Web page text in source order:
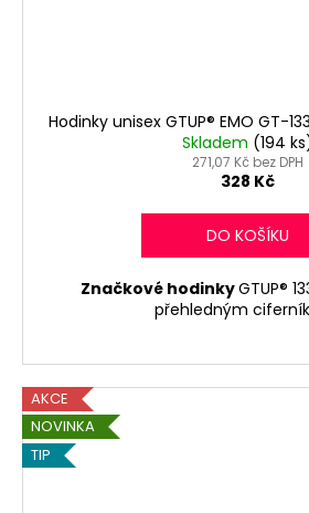
Hodinky unisex GTUP® EMO GT-
Skladem (194
271,07 Kč bez DPH
328 Kč
DO KOŠÍKU
Značkové hodinkyGTUP®
přehledným
AKCE
NOVINKA
TIP